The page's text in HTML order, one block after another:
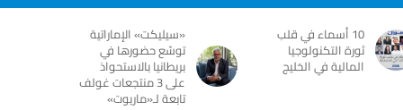
10 أسماء في قلب
ثورة التكنولوجيا
المالية في الخليج
«سيليكت» الإماراتية
توسّع حضورها في
بريطانيا بالاستحواذ
على 3 منتجعات غولف
تابعة لـ«ماريوت»